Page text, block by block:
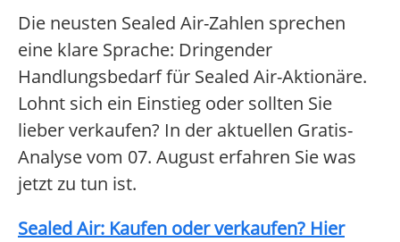
Die neusten Sealed Air-Zahlen sprechen
eine klare Sprache: Dringender
Handlungsbedarf für Sealed Air-Aktionäre.
Lohnt sich ein Einstieg oder sollten Sie
lieber verkaufen? In der aktuellen Gratis-
Analyse vom 07. August erfahren Sie was
jetzt zu tun ist.
Sealed Air: Kaufen oder verkaufen? Hier